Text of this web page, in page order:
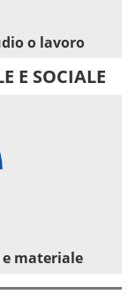
o lavoro
E SOCIALE
materiale